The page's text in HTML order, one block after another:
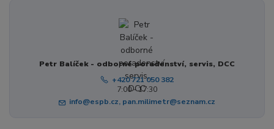
Petr Balíček - odborné poradenství, servis, DCC
+420 721 050 382
7:00 - 17:30
info@espb.cz, pan.milimetr@seznam.cz